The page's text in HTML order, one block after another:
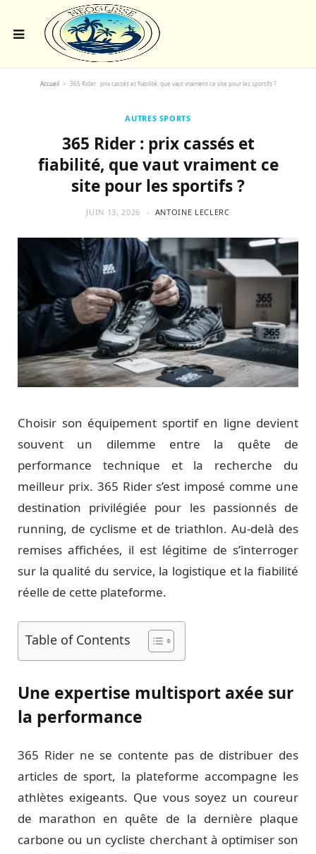
Accueil > 365 Rider : prix cassés et fiabilité, que vaut vraiment ce site pour les sportifs ?
AUTRES SPORTS
365 Rider : prix cassés et
fiabilité, que vaut vraiment ce
site pour les sportifs ?
JUIN 13, 2026 ANTOINE LECLERC
Choisir son équipement sportif en ligne devient
souvent un dilemme entre la quête de
performance technique et la recherche du
meilleur prix. 365 Rider s’est imposé comme une
destination privilégiée pour les passionnés de
running, de cyclisme et de triathlon. Au-delà des
remises affichées, il est légitime de s’interroger
sur la qualité du service, la logistique et la fiabilité
réelle de cette plateforme.
Table of Contents
Une expertise multisport axée sur
la performance
365 Rider ne se contente pas de distribuer des
articles de sport, la plateforme accompagne les
athlètes exigeants. Que vous soyez un coureur
de marathon en quête de la dernière plaque
carbone ou un cycliste cherchant à optimiser son